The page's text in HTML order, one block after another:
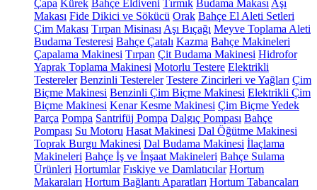
Çapa Kürek Bahçe Eldiveni Tırmık Budama Makası Aşı
Makası Fide Dikici ve Sökücü Orak Bahçe El Aleti Setleri
Çim Makası Tırpan Misinası Aşı Bıçağı Meyve Toplama Aleti
Budama Testeresi Bahçe Çatalı Kazma Bahçe Makineleri
Çapalama Makinesi Tırpan Çit Budama Makinesi Hidrofor
Yaprak Toplama Makinesi Motorlu Testere Elektrikli
Testereler Benzinli Testereler Testere Zincirleri ve Yağları Çim
Biçme Makinesi Benzinli Çim Biçme Makinesi Elektrikli Çim
Biçme Makinesi Kenar Kesme Makinesi Çim Biçme Yedek
Parça Pompa Santrifüj Pompa Dalgıç Pompası Bahçe
Pompası Su Motoru Hasat Makinesi Dal Öğütme Makinesi
Toprak Burgu Makinesi Dal Budama Makinesi İlaçlama
Makineleri Bahçe İş ve İnşaat Makineleri Bahçe Sulama
Ürünleri Hortumlar Fıskiye ve Damlatıcılar Hortum
Makaraları Hortum Bağlantı Aparatları Hortum Tabancaları